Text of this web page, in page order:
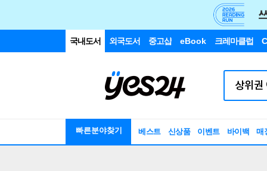
국내도서 외국도서 중고샵 eBook 크레마클럽
빠른분야찾기 베스트 신상품 이벤트 바이백 매